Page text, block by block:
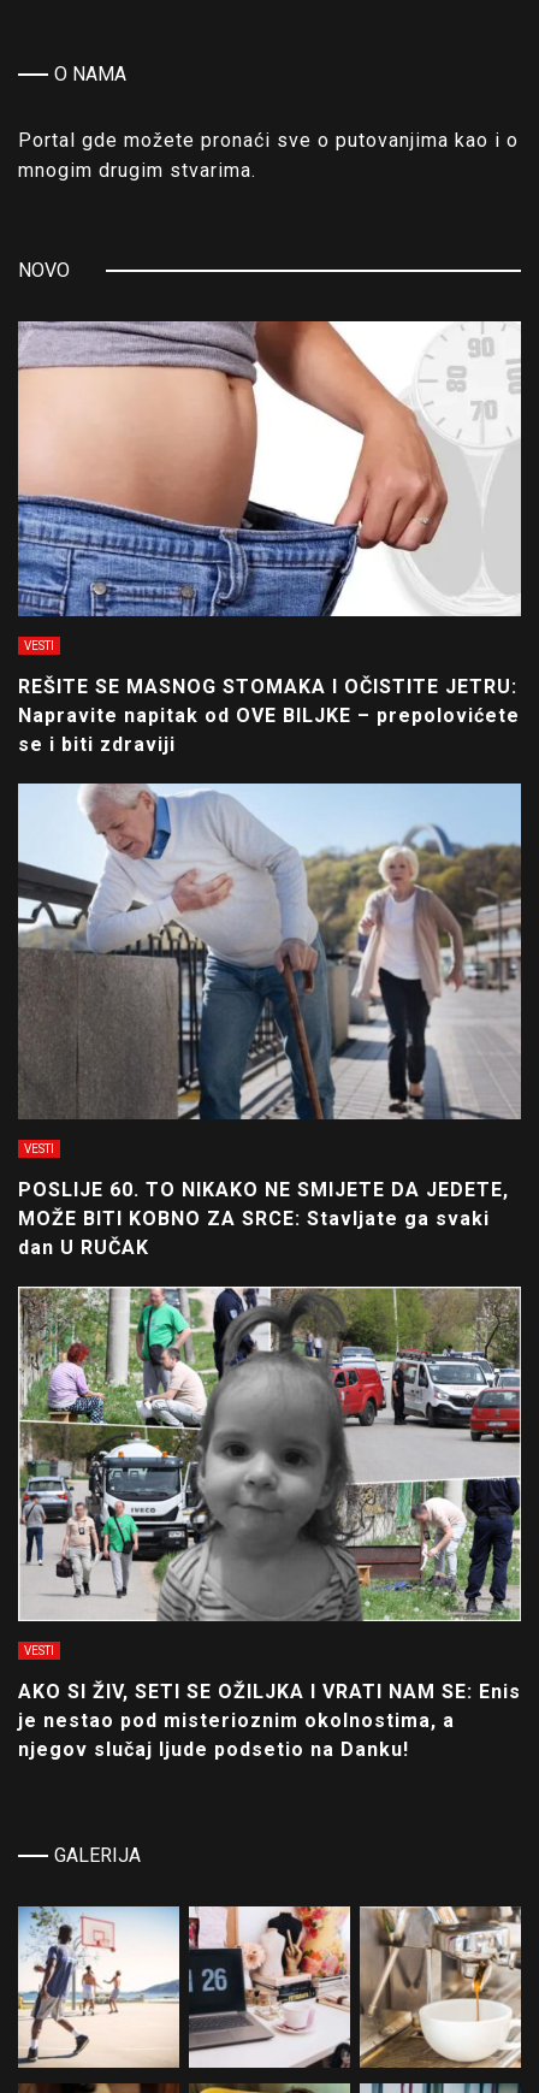
O NAMA
Portal gde možete pronaći sve o putovanjima kao i o
mnogim drugim stvarima.
NOVO
VESTI
REŠITE SE MASNOG STOMAKA I OČISTITE JETRU:
Napravite napitak od OVE BILJKE – prepolovićete
se i biti zdraviji
VESTI
POSLIJE 60. TO NIKAKO NE SMIJETE DA JEDETE,
MOŽE BITI KOBNO ZA SRCE: Stavljate ga svaki
dan U RUČAK
VESTI
AKO SI ŽIV, SETI SE OŽILJKA I VRATI NAM SE: Enis
je nestao pod misterioznim okolnostima, a
njegov slučaj ljude podsetio na Danku!
GALERIJA